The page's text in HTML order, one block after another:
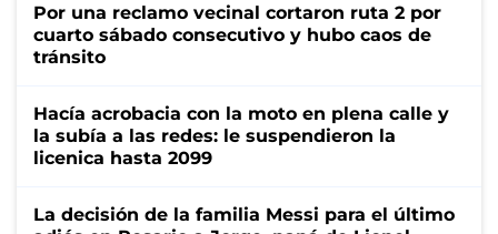
Por una reclamo vecinal cortaron ruta 2 por
cuarto sábado consecutivo y hubo caos de
tránsito
Hacía acrobacia con la moto en plena calle y
la subía a las redes: le suspendieron la
licenica hasta 2099
La decisión de la familia Messi para el último